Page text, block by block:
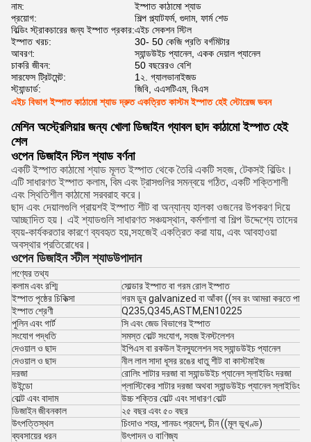
নাম:
ইস্পাত কাঠামো শ্যাড
প্রয়োগ:
শিল্প প্ল্যাটফর্ম, গুদাম, ফার্ম শেড
বিল্ডিং স্ট্রাকচারের জন্য ইস্পাত প্রকার:এইচ সেকশন স্টিল
ইস্পাত খরচ:
30- 50 কেজি প্রতি বর্গমিটার
আবরণ:
স্যান্ডউইচ প্যানেল, একক দেয়াল প্যানেল
চাকরি জীবন:
50 বছরেরও বেশি
সারফেস ট্রিটমেন্ট:
1২. গ্যালভানাইজড
স্ট্যান্ডার্ড:
জিবি, এএসটিএম, বিএস
এইচ বিভাগ ইস্পাত কাঠামো শ্যাড দ্রুত একত্রিত কাস্টম ইস্পাত হেই স্টোরেজ ভবন
মেশিন অস্ট্রেলিয়ার জন্য খোলা ডিজাইন গ্যাবল ছাদ কাঠামো ইস্পাত হেই
শেল
ওপেন ডিজাইন স্টিল শ্যাড বর্ণনা
একটি ইস্পাত কাঠামো শ্যাড মূলত ইস্পাত থেকে তৈরি একটি সহজ, টেকসই বিল্ডিং।
এটি সাধারণত ইস্পাত কলাম, বিম এবং ট্রাসগুলির সমন্বয়ে গঠিত, একটি শক্তিশালী
এবং স্থিতিশীল কাঠামো সরবরাহ করে।
ছাদ এবং দেয়ালগুলি প্রায়শই ইস্পাত শীট বা অন্যান্য হালকা ওজনের উপকরণ দিয়ে
আচ্ছাদিত হয়। এই শ্যাডগুলি সাধারণত সঞ্চয়স্থান, কর্মশালা বা শিল্প উদ্দেশ্যে তাদের
ব্যয়-কার্যকরতার কারণে ব্যবহৃত হয়,সহজেই একত্রিত করা যায়, এবং আবহাওয়া
অবস্থার প্রতিরোধের।
ওপেন ডিজাইন স্টীল শ্যাডউপাদান
পণ্যের তথ্য
কলাম এবং রশ্মি
সোল্ডার ইস্পাত বা গরম রোল ইস্পাত
ইস্পাত পৃষ্ঠের চিকিত্সা
গরম ডুব galvanized বা আঁকা ((সব রং আমরা করতে
ইস্পাত শ্রেণী
Q235,Q345,ASTM,EN10225
পুলিন এবং গার্ট
সি এবং জেড বিভাগের ইস্পাত
সংযোগ পদ্ধতি
সমস্ত বোল্ট সংযোগ, সহজ ইনস্টলেশন
দেওয়াল ও ছাদ
ইপিএস বা রকউল ইনস্যুলেশন সহ স্যান্ডউইচ প্যানেল
দেওয়াল ও ছাদ
নীল লাল সাদা ধূসর রঙের ধাতু শীট বা কাস্টমাইজ
দরজা
রোলিং শাটার দরজা বা স্যান্ডউইচ প্যানেল স্লাইডিং দরজা
উইন্ডো
প্লাস্টিকের শাটার দরজা অথবা স্যান্ডউইচ প্যানেল স্লাইডিং
বোল্ট এবং বাদাম
উচ্চ শক্তির বোল্ট এবং সাধারণ বোল্ট
ডিজাইন জীবনকাল
২৫ বছর এবং ৫০ বছর
উৎপত্তিস্থল
চিংদাও শহর, শানডং প্রদেশ, চীন ((মূল ভূখণ্ড)
ব্যবসায়ের ধরন
উৎপাদন ও বাণিজ্য